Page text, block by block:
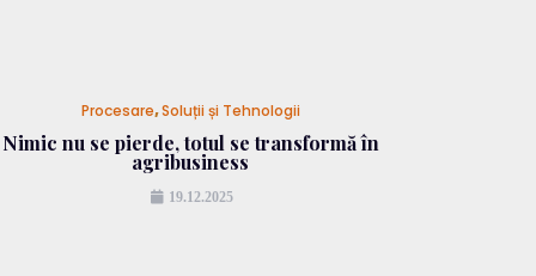
Procesare,Soluții și Tehnologii
Nimic nu se pierde, totul se transformă în
agribusiness
19.12.2025